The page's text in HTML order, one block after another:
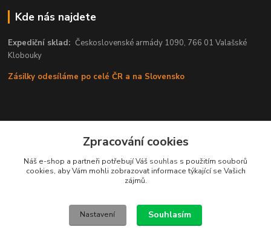
Kde nás najdete
Expediční sklad:Československé armády 1090, 766 01 Valašské
Klobouky
Zásilky odesíláme po celé ČR a na Slovensko
Zpracování cookies
Náš e-shop a partneři potřebují Váš souhlas s použitím souborů
cookies, aby Vám mohli zobrazovat informace týkající se Vašich
zájmů.
Nastavení Souhlasím